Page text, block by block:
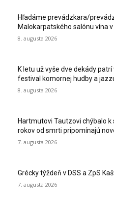
Hľadáme prevádzkara/
Malokarpatského salónu vína
8. augusta 2026
K letu už vyše dve dekády
festival komornej hudby a
8. augusta 2026
Hartmutovi Tautzovi chýbalo
rokov od smrti pripomínajú
7. augusta 2026
Grécky týždeň v DSS a ZpS
7. augusta 2026